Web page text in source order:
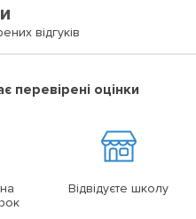
відгуків
перевірені оцінки
Відвідуєте школу